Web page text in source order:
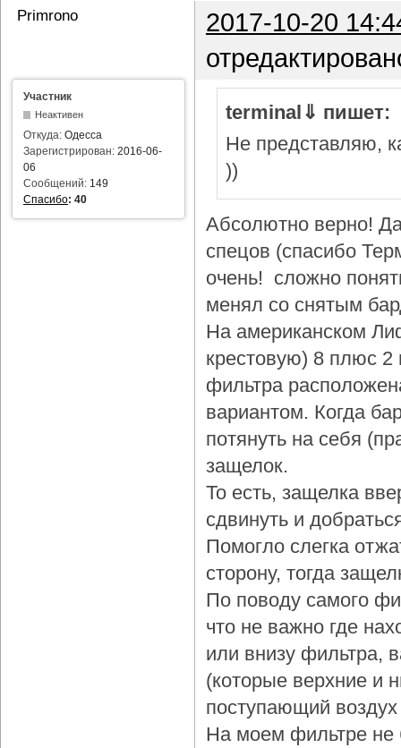
Primrono
2017-10-20
Участник
Неактивен
Откуда: Одесса
Зарегистрирован: 2016-06-
06
Сообщений: 149
Спасибо: 40
terminal⇓ пишет:
Не представляю,
))
Абсолютно верно!
спецов (спасибо
очень! сложно
менял со снятым
На американском
крестовую) 8 плюс 2
фильтра
вариантом. Когда
потянуть на себя
защелок.
То есть, защелка
сдвинуть и
Помогло слегка
сторону, тогда
По поводу самого
что не важно где
или внизу фильтра,
(которые верхние и
поступающий
На моем фильтре не